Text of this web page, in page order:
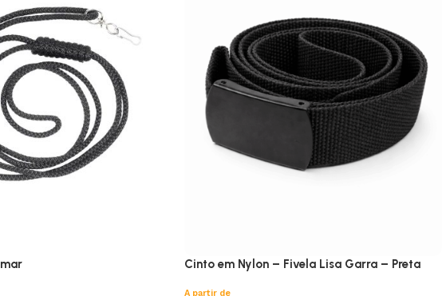
Cinto em Nylon – Fivela Lisa Garra – Preta
A partir de